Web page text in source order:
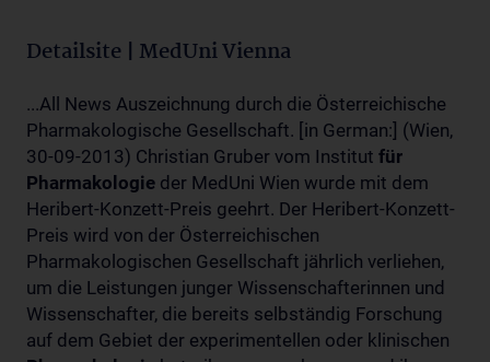
Detailsite | MedUni Vienna
...All News Auszeichnung durch die Österreichische
Pharmakologische Gesellschaft. [in German:] (Wien,
30-09-2013) Christian Gruber vom Institut für
Pharmakologie der MedUni Wien wurde mit dem
Heribert-Konzett-Preis geehrt. Der Heribert-Konzett-
Preis wird von der Österreichischen
Pharmakologischen Gesellschaft jährlich verliehen,
um die Leistungen junger Wissenschafterinnen und
Wissenschafter, die bereits selbständig Forschung
auf dem Gebiet der experimentellen oder klinischen